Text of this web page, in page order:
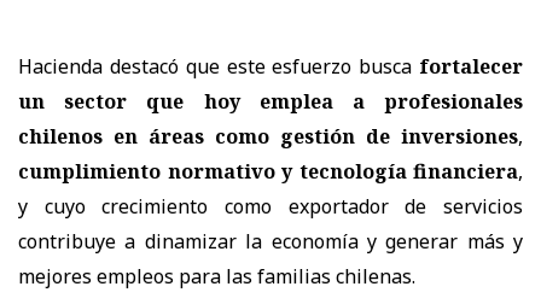
Hacienda destacó que este esfuerzo busca fortalecer
un sector que hoy emplea a profesionales
chilenos en áreas como gestión de inversiones,
cumplimiento normativo y tecnología financiera,
y cuyo crecimiento como exportador de servicios
contribuye a dinamizar la economía y generar más y
mejores empleos para las familias chilenas.